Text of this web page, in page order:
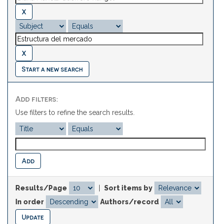
Start a new search
Add filters:
Use filters to refine the search results.
Results/Page
Sort items by
In order
Authors/record